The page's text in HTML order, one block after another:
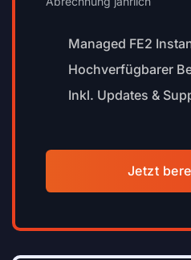
Managed FE2
Hochverfügbarer
Inkl. Updates &
Jetzt